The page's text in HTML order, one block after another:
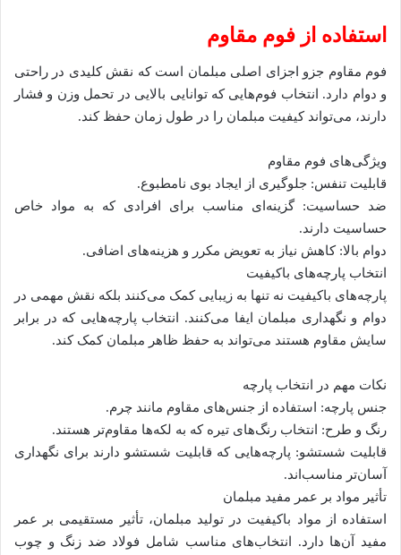
استفاده از فوم مقاوم
فوم مقاوم جزو اجزای اصلی مبلمان است که نقش کلیدی در راحتی
و دوام دارد. انتخاب فوم‌هایی که توانایی بالایی در تحمل وزن و فشار
دارند، می‌تواند کیفیت مبلمان را در طول زمان حفظ کند.
ویژگی‌های فوم مقاوم
قابلیت تنفس: جلوگیری از ایجاد بوی نامطبوع.
ضد حساسیت: گزینه‌ای مناسب برای افرادی که به مواد خاص
حساسیت دارند.
دوام بالا: کاهش نیاز به تعویض مکرر و هزینه‌های اضافی.
انتخاب پارچه‌های باکیفیت
پارچه‌های باکیفیت نه تنها به زیبایی کمک می‌کنند بلکه نقش مهمی در
دوام و نگهداری مبلمان ایفا می‌کنند. انتخاب پارچه‌هایی که در برابر
سایش مقاوم هستند می‌تواند به حفظ ظاهر مبلمان کمک کند.
نکات مهم در انتخاب پارچه
جنس پارچه: استفاده از جنس‌های مقاوم مانند چرم.
رنگ و طرح: انتخاب رنگ‌های تیره که به لکه‌ها مقاوم‌تر هستند.
قابلیت شستشو: پارچه‌هایی که قابلیت شستشو دارند برای نگهداری
آسان‌تر مناسب‌اند.
تأثیر مواد بر عمر مفید مبلمان
استفاده از مواد باکیفیت در تولید مبلمان، تأثیر مستقیمی بر عمر
مفید آن‌ها دارد. انتخاب‌های مناسب شامل فولاد ضد زنگ و چوب